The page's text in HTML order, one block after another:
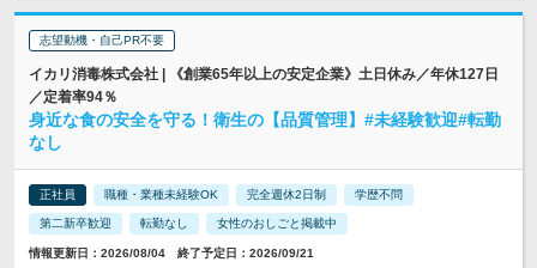
志望動機・自己PR不要
イカリ消毒株式会社 | 《創業65年以上の安定企業》土日休み／年休127日
／定着率94％
身近な食の安全を守る！衛生の【品質管理】#未経験歓迎#転勤
なし
正社員 職種・業種未経験OK 完全週休2日制 学歴不問
第二新卒歓迎 転勤なし 女性のおしごと掲載中
情報更新日：2026/08/04 終了予定日：2026/09/21